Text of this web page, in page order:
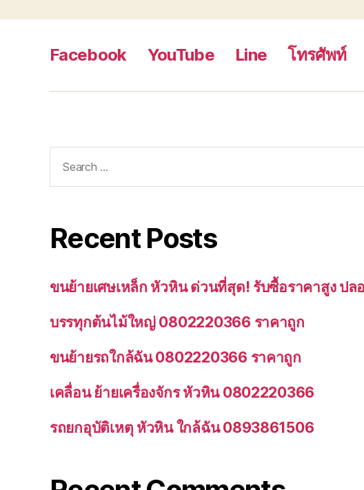
Facebook YouTube Line โทรศัพท์
for:
Recent Posts
ขนย้ายเศษเหล็ก หัวหิน ด่วนที่สุด! รับซื้อราคาสูง ปล
บรรทุกต้นไม้ใหญ่ 0802220366 ราคาถูก
ขนย้ายรถใกล้ฉัน 0802220366 ราคาถูก
เคลื่อน ย้ายเครื่องจักร หัวหิน 0802220366
รถยกอุบัติเหตุ หัวหิน ใกล้ฉัน 0893861506